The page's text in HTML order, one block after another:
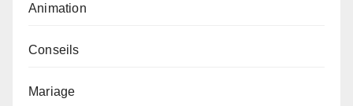
Animation
Conseils
Mariage